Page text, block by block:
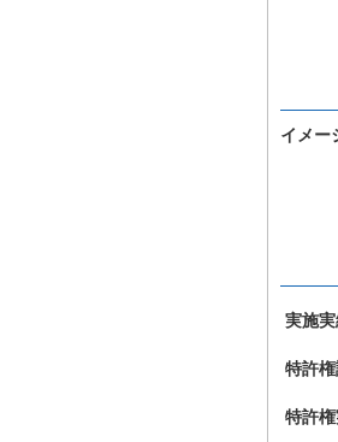
イメー
実施
特許
特許権